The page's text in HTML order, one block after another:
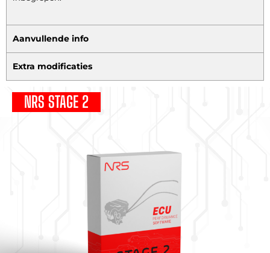
Aanvullende info
Extra modificaties
NRS STAGE 2